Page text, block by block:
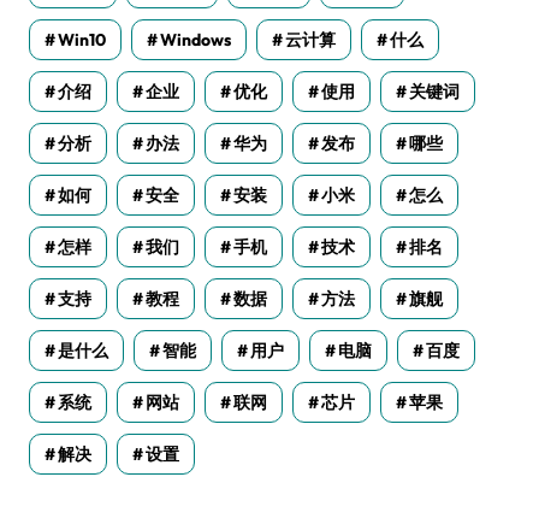
Win10 Windows 云计算 什么
介绍 企业 优化 使用 关键词
分析 办法 华为 发布 哪些
如何 安全 安装 小米 怎么
怎样 我们 手机 技术 排名
支持 教程 数据 方法 旗舰
是什么 智能 用户 电脑 百度
系统 网站 联网 芯片 苹果
解决 设置